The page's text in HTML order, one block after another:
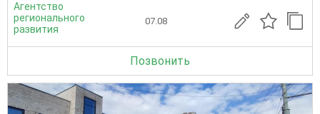
Агентство
регионального
развития
07.08
Позвонить